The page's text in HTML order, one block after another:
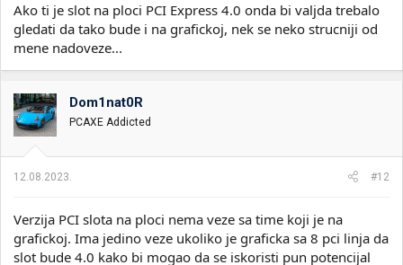
Ako ti je slot na ploci PCI Express 4.0 onda bi valjda trebalo
gledati da tako bude i na grafickoj, nek se neko strucniji od
mene nadoveze...
Dom1nat0R
PCAXE Addicted
12.08.2023. #12
Verzija PCI slota na ploci nema veze sa time koji je na
grafickoj. Ima jedino veze ukoliko je graficka sa 8 pci linja da
slot bude 4.0 kako bi mogao da se iskoristi pun potencijal